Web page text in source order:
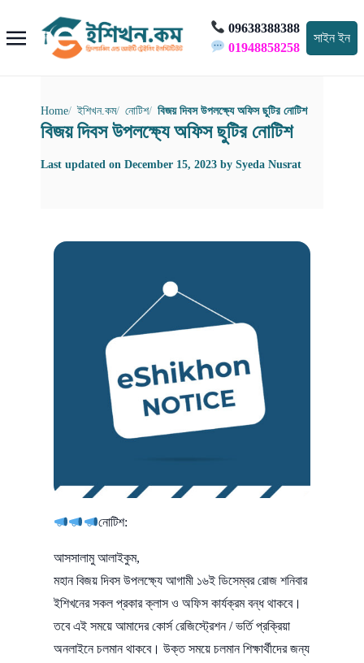
09638388388
01948858258
সাইন ইন
Home ইশিখন.কম নোটিশ বিজয় দিবস উপলক্ষ্যে অফিস ছুটির নোটিশ
বিজয় দিবস উপলক্ষ্যে অফিস ছুটির নোটিশ
Last updated on December 15, 2023 by Syeda Nusrat
নোটিশ:
আসসালামু আলাইকুম,
মহান বিজয় দিবস উপলক্ষ্যে আগামী ১৬ই ডিসেম্বর রোজ শনিবার
ইশিখনের সকল প্রকার ক্লাস ও অফিস কার্যক্রম বন্ধ থাকবে।
তবে এই সময়ে আমাদের কোর্স রেজিস্ট্রেশন / ভর্তি প্রক্রিয়া
অনলাইনে চলমান থাকবে। উক্ত সময়ে চলমান শিক্ষার্থীদের জন্য